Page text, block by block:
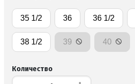
35 1/2 36 36 1/2
38 1/2 39 40
Количество